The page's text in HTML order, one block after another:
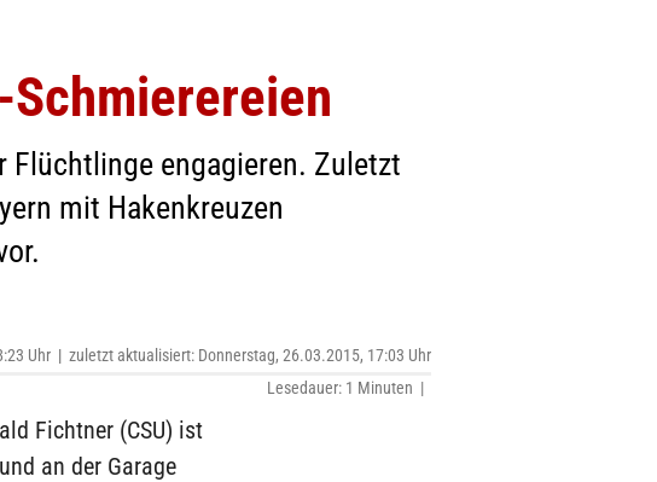
Flüchtlinge engagieren. Zuletzt
mit Hakenkreuzen
Uhr | zuletzt aktualisiert: Donnerstag, 26.03.2015, 17:03 Uhr
Lesedauer: 1 Minuten |
Fichtner (CSU) ist
an der Garage